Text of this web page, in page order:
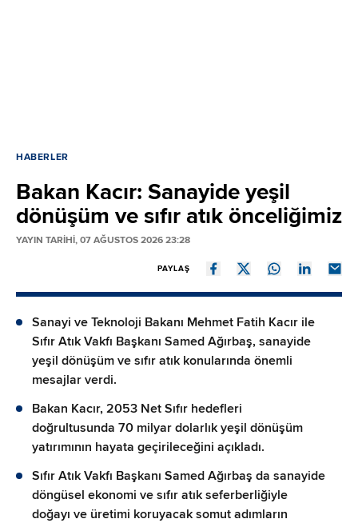
HABERLER
Bakan Kacır: Sanayide yeşil
dönüşüm ve sıfır atık önceliğimiz
YAYIN TARİHİ, 07 AĞUSTOS 2026 23:28
PAYLAŞ
Sanayi ve Teknoloji Bakanı Mehmet Fatih Kacır ile
Sıfır Atık Vakfı Başkanı Samed Ağırbaş, sanayide
yeşil dönüşüm ve sıfır atık konularında önemli
mesajlar verdi.
Bakan Kacır, 2053 Net Sıfır hedefleri
doğrultusunda 70 milyar dolarlık yeşil dönüşüm
yatırımının hayata geçirileceğini açıkladı.
Sıfır Atık Vakfı Başkanı Samed Ağırbaş da sanayide
döngüsel ekonomi ve sıfır atık seferberliğiyle
doğayı ve üretimi koruyacak somut adımların